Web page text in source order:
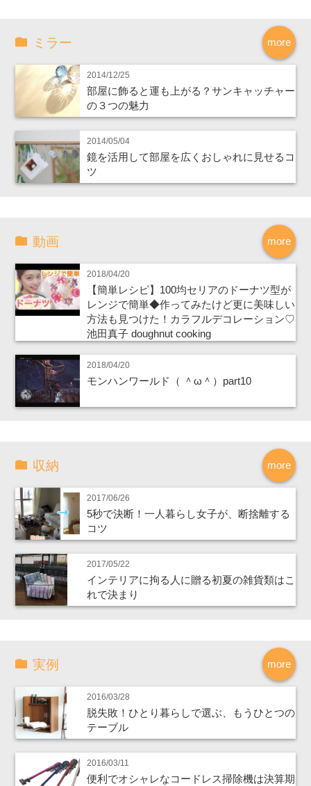
more
ミラー
2014/12/25
部屋に飾ると運も上がる？サンキャッチャー
の３つの魅力
2014/05/04
鏡を活用して部屋を広くおしゃれに見せるコ
ツ
more
動画
2018/04/20
【簡単レシピ】100均セリアのドーナツ型が
レンジで簡単◆作ってみたけど更に美味しい
方法も見つけた！カラフルデコレーション♡
池田真子 doughnut cooking
2018/04/20
モンハンワールド（ ＾ω＾）part10
more
収納
2017/06/26
5秒で決断！一人暮らし女子が、断捨離する
コツ
2017/05/22
インテリアに拘る人に贈る初夏の雑貨類はこ
れで決まり
more
実例
2016/03/28
脱失敗！ひとり暮らしで選ぶ、もうひとつの
テーブル
2016/03/11
便利でオシャレなコードレス掃除機は決算期